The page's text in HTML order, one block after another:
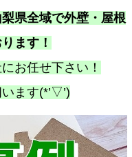
県全域で外壁・屋根
ます！
お任せ下さい！
ます(*’▽’)